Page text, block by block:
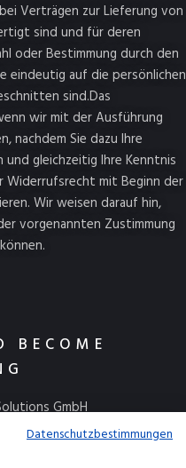
Verträgen zur Lieferung von
sind und für deren
oder Bestimmung durch den
eindeutig auf die persönlichen
sind.Das
wir mit der Ausführung
nachdem Sie dazu Ihre
und gleichzeitig Ihre Kenntnis
Widerrufsrecht mit Beginn der
Wir weisen darauf hin,
vorgenannten Zustimmung
BECOME
GmbH
115
Datenschutzbestimmungen